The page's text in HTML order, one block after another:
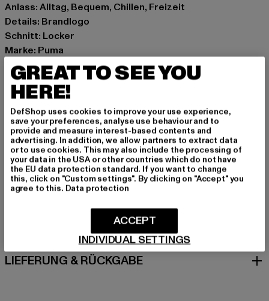
Anlass: Alltag, Bequem, Chillen, Freizeit
Details: Brandlogo
Schnitt: Locker
Marke: Puma
Kat.: T-Shirts
Farbe: weiß
Hersteller Farbe: PUMA White
Materialzusammensetzung: 100% Baumwolle
Art.Nr: 629645-22871
Hersteller: PUMA Europe GmbH |service@puma.com
PUMA Way 1 | 91074 Herzogenaurach | DE
GRÖSSE & PASSFORM
PFLEGEHINWEISE
LIEFERUNG & RÜCKGABE
GREAT TO SEE YOU
HERE!
DefShop uses cookies to improve your use experience,
save your preferences, analyse use behaviour and to
provide and measure interest-based contents and
advertising. In addition, we allow partners to extract data
or to use cookies. This may also include the processing of
your data in the USA or other countries which do not have
the EU data protection standard. If you want to change
this, click on "Custom settings". By clicking on "Accept" you
agree to this. Data protection
INDIVIDUAL SETTINGS
ACCEPT